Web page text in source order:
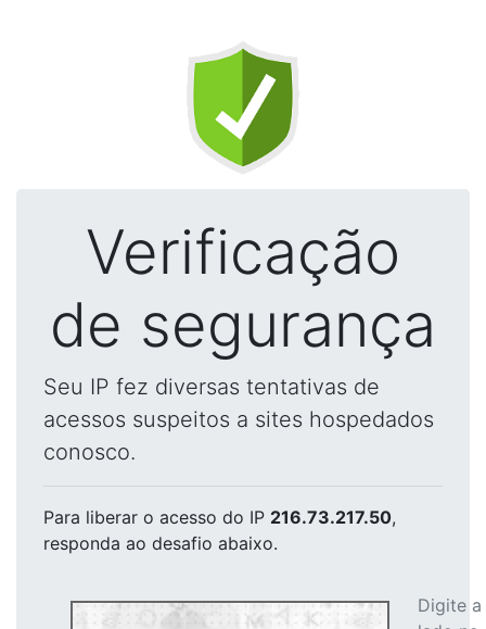
Verificação
de segurança
Seu IP fez diversas tentativas de
acessos suspeitos a sites hospedados
conosco.
Para liberar o acesso do IP 216.73.217.50,
responda ao desafio abaixo.
Digite